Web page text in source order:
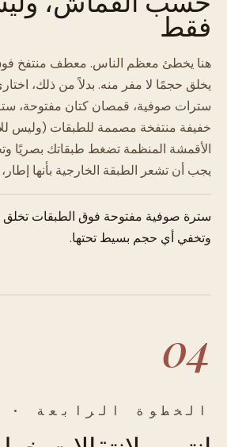
فقط
هنا يخطئ معظم الناس. معطف منتفخ
يخلق حجمًا لا مفر منه. بدلاً من ذلك،
سترات صوفية، قمصان كتان مفتوحة،
خفيفة منتفخة مصممة للطبقات (وليس
الأقمشة المنظمة تضغط طبقاتك بصريًا
يجب أن تشعر الطبقة الخارجية بأنها
سترة صوفية مفتوحة فوق الطبقات
وتخفي أي حجم بسيط تحتها.
04
الخطوة الرابعة ·